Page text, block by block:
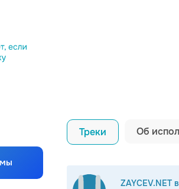
Треки Об
ZAYCEV.NET